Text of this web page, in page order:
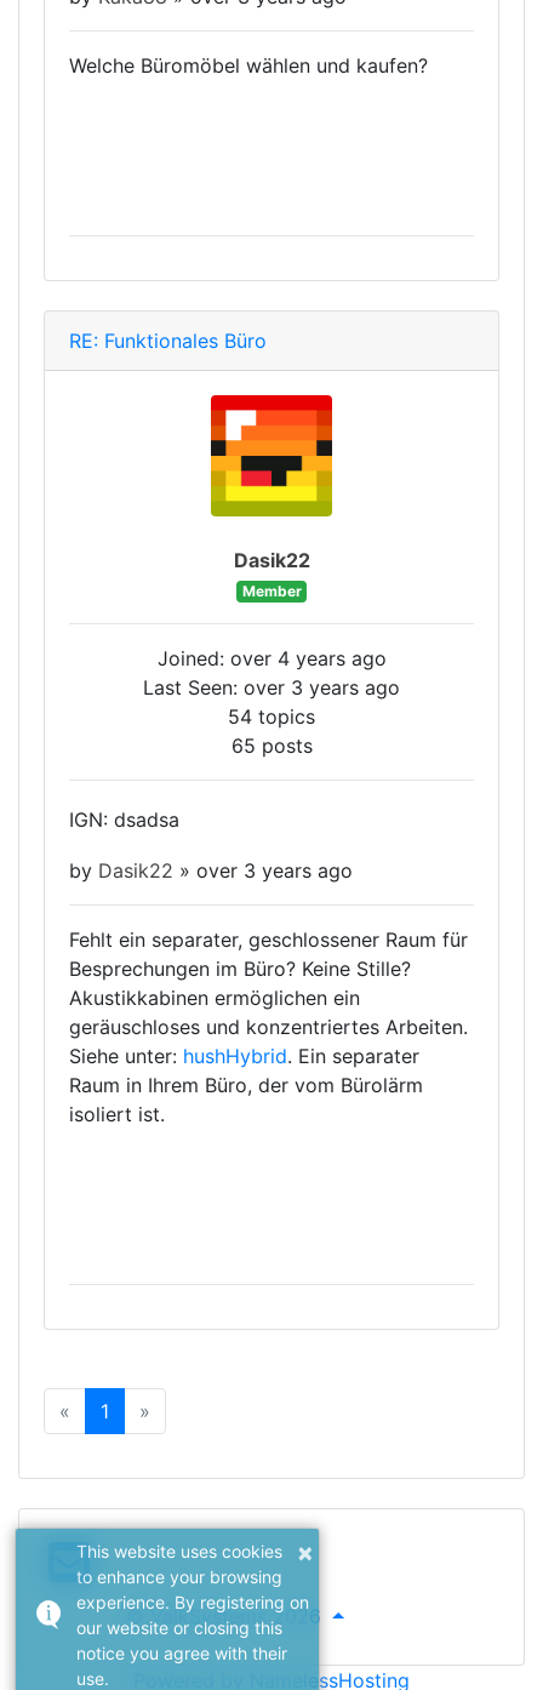
Welche Büromöbel wählen und kaufen?
RE: Funktionales Büro
Dasik22
Member
Joined: over 4 years ago
Last Seen: over 3 years ago
54 topics
65 posts
IGN: dsadsa
by Dasik22 » over 3 years ago
Fehlt ein separater, geschlossener Raum für
Besprechungen im Büro? Keine Stille?
Akustikkabinen ermöglichen ein
geräuschloses und konzentriertes Arbeiten.
Siehe unter: hushHybrid. Ein separater
Raum in Ihrem Büro, der vom Bürolärm
isoliert ist.
« 1 »
© ValkSystems 2026
Powered by NamelessHosting
×
This website uses cookies
to enhance your browsing
experience. By registering on
our website or closing this
notice you agree with their
use.